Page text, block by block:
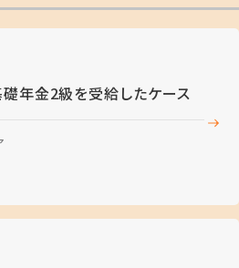
年金2級を受給したケース